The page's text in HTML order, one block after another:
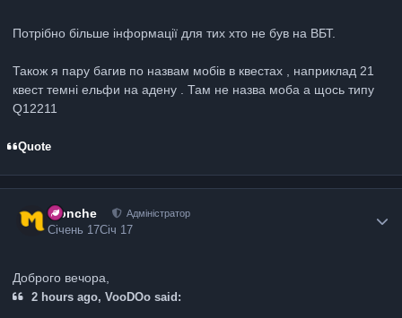
Потрібно більше інформації для тих хто не був на ВБТ.
Також я пару багив по назвам мобів в квестах , наприклад 21
квест темні ельфи на адену . Там не назва моба а щось типу
Q12211
Quote
Monche Адміністратор
Січень 17Січ 17
Доброго вечора,
2 hours ago, VooDOo said: